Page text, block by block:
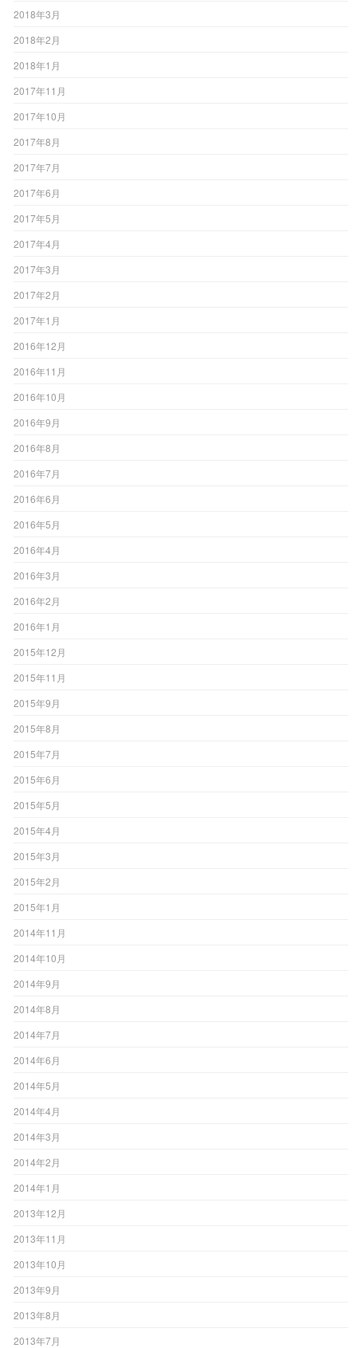
2018年3月
2018年2月
2018年1月
2017年11月
2017年10月
2017年8月
2017年7月
2017年6月
2017年5月
2017年4月
2017年3月
2017年2月
2017年1月
2016年12月
2016年11月
2016年10月
2016年9月
2016年8月
2016年7月
2016年6月
2016年5月
2016年4月
2016年3月
2016年2月
2016年1月
2015年12月
2015年11月
2015年9月
2015年8月
2015年7月
2015年6月
2015年5月
2015年4月
2015年3月
2015年2月
2015年1月
2014年11月
2014年10月
2014年9月
2014年8月
2014年7月
2014年6月
2014年5月
2014年4月
2014年3月
2014年2月
2014年1月
2013年12月
2013年11月
2013年10月
2013年9月
2013年8月
2013年7月